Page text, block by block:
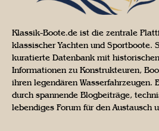
Klassik-Boote.de ist die zentrale
klassischer Yachten und Sportboote.
kuratierte Datenbank mit
Informationen zu Konstrukteuren,
ihren legendären Wasserfahrzeugen.
durch spannende Blogbeiträge,
lebendiges Forum für den Austausch